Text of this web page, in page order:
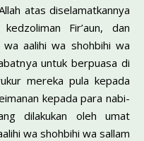
atas diselamatkannya
Fir’aun, dan
wa aalihi wa shohbihi wa
untuk berpuasa di
mereka pula kepada
kepada para nabi-
dilakukan oleh umat
wa shohbihi wa sallam